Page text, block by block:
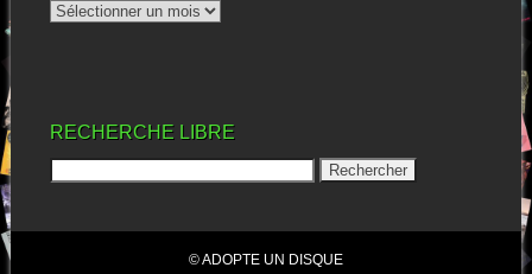
RECHERCHE LIBRE
© ADOPTE UN DISQUE